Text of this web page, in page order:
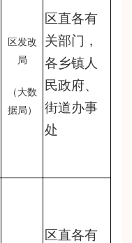
区发改
局
（大数
据局）
区直各有
关部门，
各乡镇人
民政府、
街道办事
处
区直各有